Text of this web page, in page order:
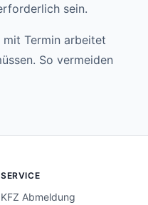
sein.
Termin arbeitet
So vermeiden
SERVICE
KFZ Abmeldung